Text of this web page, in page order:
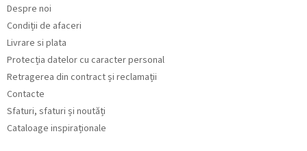
Despre noi
Condiții de afaceri
Livrare si plata
Protecția datelor cu caracter personal
Retragerea din contract și reclamații
Contacte
Sfaturi, sfaturi și noutăți
Cataloage inspiraționale